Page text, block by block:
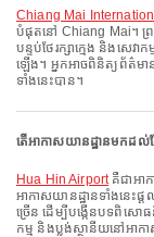
Chiang Mai
បំផុតនៅ Chiang Mai។ ព្
បន្ទប់ថែរក្សាក្មេង និងសេវ
ឡើង។ អ្នកអាចពិនិត្យព័ត៌ម
ទាំងនេះបាន។
តើអាកាសយានដ្ឋានមកដ
Hua Hin Airportគឺជាអា
អាកាសយានដ្ឋានទាំងនេះ
ច្រើន ដើម្បីបង្កើនបទពិសោ
កម្ម និងប្លង់ស្ថានីយនៅអាក